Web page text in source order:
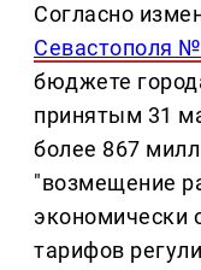
Согласно
Севастополя
бюджете
принятым 31
более 867
"возмещение
экономически
тарифов